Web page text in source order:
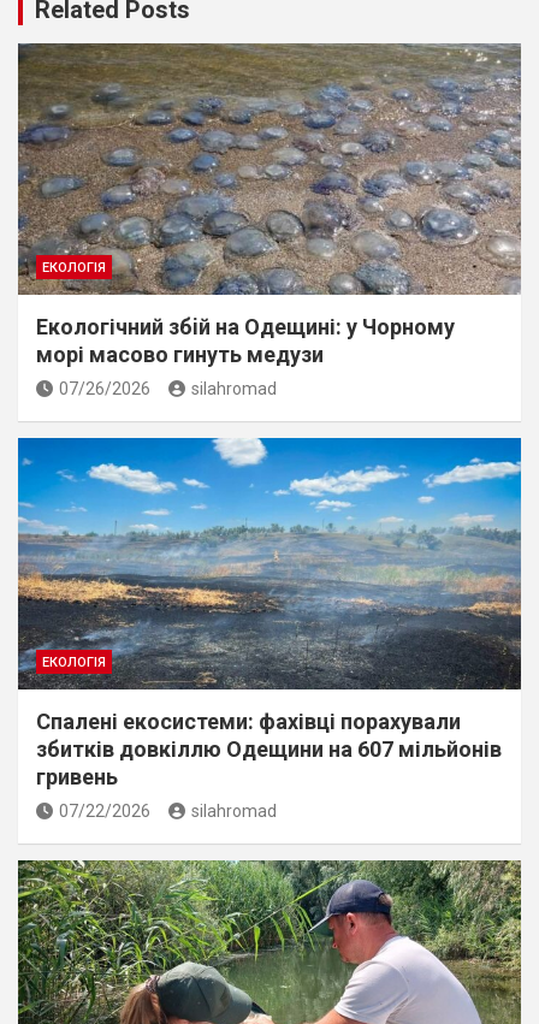
Related Posts
ЕКОЛОГІЯ
Екологічний збiй на Одещині: у Чорному
морі масово гинуть медузи
07/26/2026 silahromad
ЕКОЛОГІЯ
Спалені екосистеми: фахівці порахували
збитків довкіллю Одещини на 607 мільйонів
гривень
07/22/2026 silahromad